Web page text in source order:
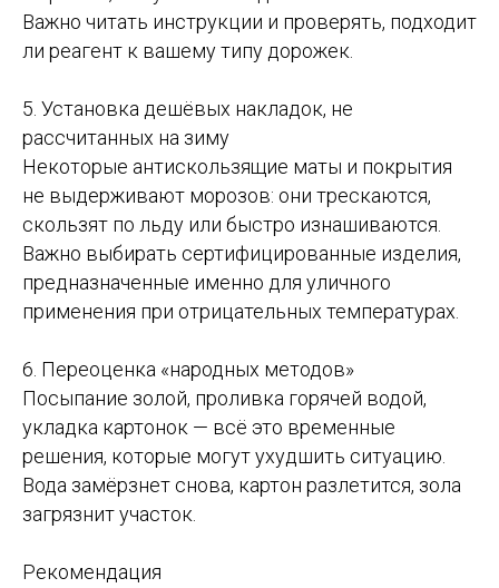
Важно читать инструкции и проверять, подходит
ли реагент к вашему типу дорожек.
5. Установка дешёвых накладок, не
рассчитанных на зиму
Некоторые антискользящие маты и покрытия
не выдерживают морозов: они трескаются,
скользят по льду или быстро изнашиваются.
Важно выбирать сертифицированные изделия,
предназначенные именно для уличного
применения при отрицательных температурах.
6. Переоценка «народных методов»
Посыпание золой, проливка горячей водой,
укладка картонок — всё это временные
решения, которые могут ухудшить ситуацию.
Вода замёрзнет снова, картон разлетится, зола
загрязнит участок.
Рекомендация